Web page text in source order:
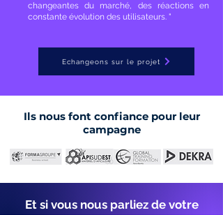
changeantes du marché, des réactions en
constante évolution des utilisateurs. "
Echangeons sur le projet
Ils nous font confiance pour leur
campagne
Et si vous nous parliez de votre